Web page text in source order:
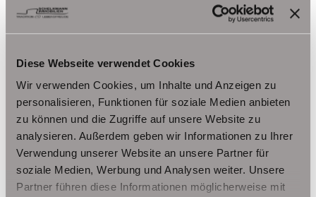
Diese Webseite verwendet Cookies
Wir verwenden Cookies, um Inhalte und Anzeigen zu
personalisieren, Funktionen für soziale Medien anbieten
zu können und die Zugriffe auf unsere Website zu
analysieren. Außerdem geben wir Informationen zu Ihrer
Verwendung unserer Website an unsere Partner für
soziale Medien, Werbung und Analysen weiter. Unsere
Partner führen diese Informationen möglicherweise mit
Telefon: 004936124036202
Telefax: 004936124026179
Mobil: 00491714769991
info@schelkmann.de